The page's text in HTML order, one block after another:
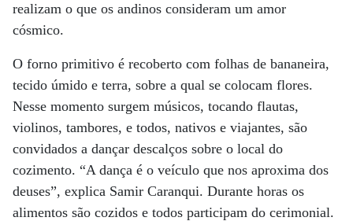
realizam o que os andinos consideram um amor
cósmico.
O forno primitivo é recoberto com folhas de bananeira,
tecido úmido e terra, sobre a qual se colocam flores.
Nesse momento surgem músicos, tocando flautas,
violinos, tambores, e todos, nativos e viajantes, são
convidados a dançar descalços sobre o local do
cozimento. “A dança é o veículo que nos aproxima dos
deuses”, explica Samir Caranqui. Durante horas os
alimentos são cozidos e todos participam do cerimonial.